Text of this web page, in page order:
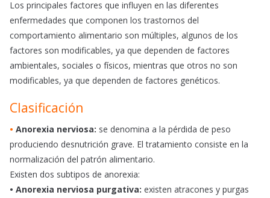
Los principales factores que influyen en las diferentes
enfermedades que componen los trastornos del
comportamiento alimentario son múltiples, algunos de los
factores son modificables, ya que dependen de factores
ambientales, sociales o físicos, mientras que otros no son
modificables, ya que dependen de factores genéticos.
Clasificación
• Anorexia nerviosa: se denomina a la pérdida de peso
produciendo desnutrición grave. El tratamiento consiste en la
normalización del patrón alimentario.
Existen dos subtipos de anorexia:
• Anorexia nerviosa purgativa: existen atracones y purgas